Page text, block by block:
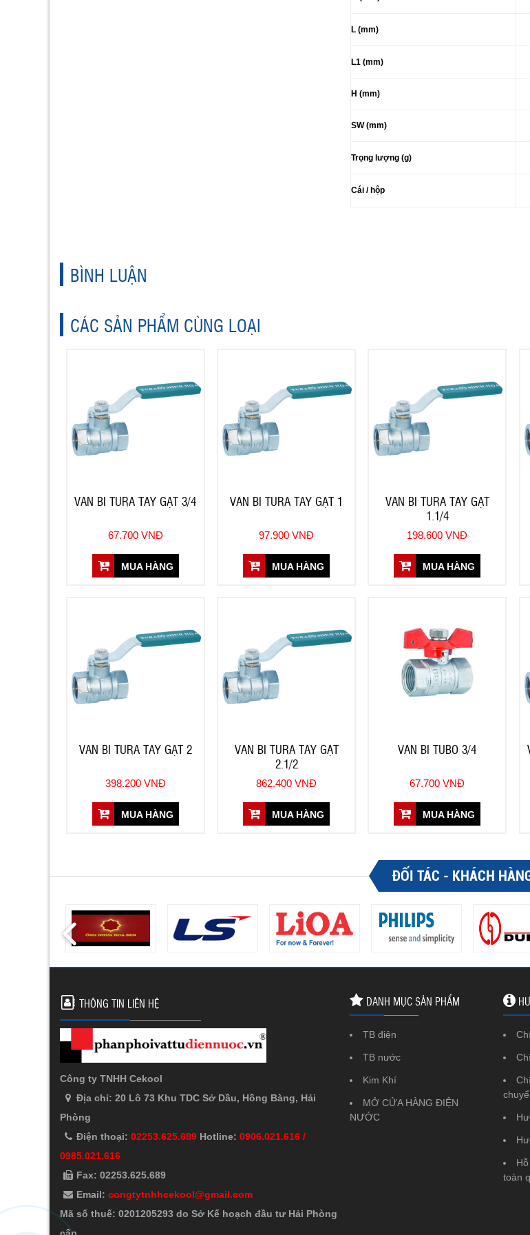
L (mm)
L1 (mm)
H (mm)
SW (mm)
Trọng lượng (g)
Cái / hộp
BÌNH LUẬN
CÁC SẢN PHẨM CÙNG LOẠI
VAN BI TURA TAY GẠT 3/4
67.700 VNĐ
MUA HÀNG
VAN BI TURA TAY GẠT 1
97.900 VNĐ
MUA HÀNG
VAN BI TURA TAY GẠT
1.1/4
198.600 VNĐ
MUA HÀNG
VAN BI TURA TAY GẠT 2
398.200 VNĐ
MUA HÀNG
VAN BI TURA TAY GẠT
2.1/2
862.400 VNĐ
MUA HÀNG
VAN BI TUBO 3/4
67.700 VNĐ
MUA HÀNG
ĐỐI TÁC - KHÁCH
toàn
DANH MỤC SẢN PHẨM
TB điện
TB nước
Kim Khí
MỞ CỬA HÀNG ĐIỆN
NƯỚC
THÔNG TIN LIÊN HỆ
Công ty TNHH Cekool
Địa chỉ: 20 Lô 73 Khu TDC Sở Dầu, Hồng Bàng, Hải
Phòng
Điện thoại: 02253.625.689 Hotline: 0906.021.616 /
0985.021.616
Fax: 02253.625.689
Email: congtytnhhcekool@gmail.com
Mã số thuế: 0201205293 do Sở Kế hoạch đầu tư Hải Phòng
cấp